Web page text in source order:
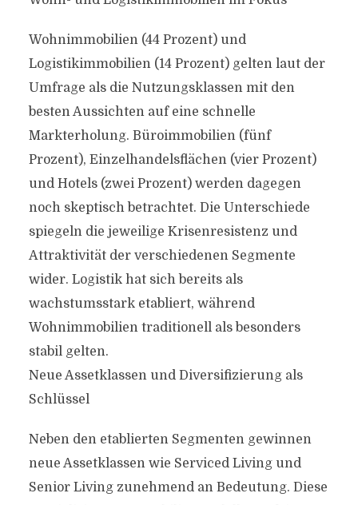
Wohnimmobilien (44 Prozent) und
Logistikimmobilien (14 Prozent) gelten laut der
Umfrage als die Nutzungsklassen mit den
besten Aussichten auf eine schnelle
Markterholung. Büroimmobilien (fünf
Prozent), Einzelhandelsflächen (vier Prozent)
und Hotels (zwei Prozent) werden dagegen
noch skeptisch betrachtet. Die Unterschiede
spiegeln die jeweilige Krisenresistenz und
Attraktivität der verschiedenen Segmente
wider. Logistik hat sich bereits als
wachstumsstark etabliert, während
Wohnimmobilien traditionell als besonders
stabil gelten.
Neue Assetklassen und Diversifizierung als
Schlüssel
Neben den etablierten Segmenten gewinnen
neue Assetklassen wie Serviced Living und
Senior Living zunehmend an Bedeutung. Diese